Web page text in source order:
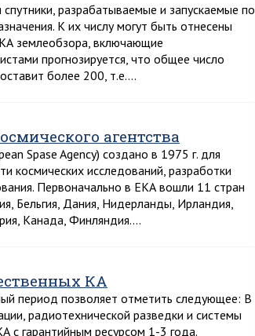
разрабатываемые и запускаемые по
К их числу могут быть отнесены
землеобзора, включающие
прогнозируется, что общее число
более 200, т.е….
агентства
Spase Agency) создано в 1975 г. для
космических исследований, разработки
Первоначально в ЕКА вошли 11 стран
Бельгия, Дания, Нидерланды, Ирландия,
Канада, Финляндия….
КА
период позволяет отметить следующее: В
радиотехнической разведки и системы
с гарантийным ресурсом 1-3 года.